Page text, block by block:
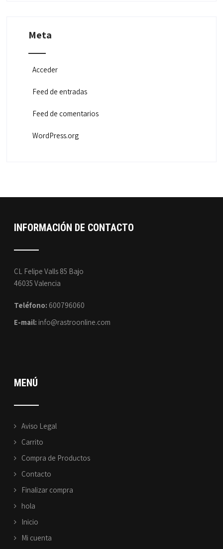
Meta
Acceder
Feed de entradas
Feed de comentarios
WordPress.org
INFORMACIÓN DE CONTACTO
CL Felipe Valls 85 Bajo
46035 Valencia
Teléfono: 600796060
E-mail: info@rastroonline.com
MENÚ
Aviso Legal
Carrito
Compra de Productos
Contacto
Finalizar compra
hola
Inicio
Mi cuenta